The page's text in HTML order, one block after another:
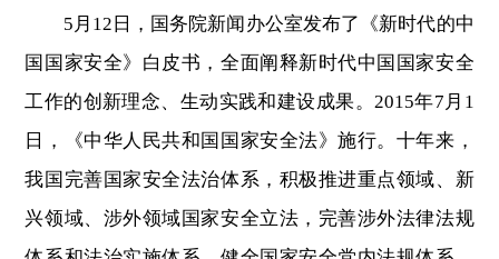
5月12日，国务院新闻办公室发布了《新时代的中
国国家安全》白皮书，全面阐释新时代中国国家安全
工作的创新理念、生动实践和建设成果。2015年7月1
日，《中华人民共和国国家安全法》施行。十年来，
我国完善国家安全法治体系，积极推进重点领域、新
兴领域、涉外领域国家安全立法，完善涉外法律法规